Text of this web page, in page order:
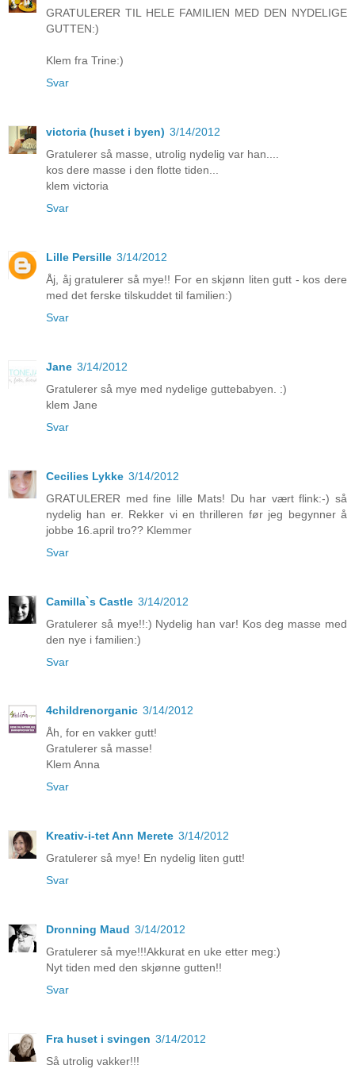
GRATULERER TIL HELE FAMILIEN MED DEN NYDELIGE
GUTTEN:)
Klem fra Trine:)
Svar
victoria (huset i byen) 3/14/2012
Gratulerer så masse, utrolig nydelig var han....
kos dere masse i den flotte tiden...
klem victoria
Svar
Lille Persille 3/14/2012
Åj, åj gratulerer så mye!! For en skjønn liten gutt - kos dere
med det ferske tilskuddet til familien:)
Svar
Jane 3/14/2012
Gratulerer så mye med nydelige guttebabyen. :)
klem Jane
Svar
Cecilies Lykke 3/14/2012
GRATULERER med fine lille Mats! Du har vært flink:-) så
nydelig han er. Rekker vi en thrilleren før jeg begynner å
jobbe 16.april tro?? Klemmer
Svar
Camilla`s Castle 3/14/2012
Gratulerer så mye!!:) Nydelig han var! Kos deg masse med
den nye i familien:)
Svar
4childrenorganic 3/14/2012
Åh, for en vakker gutt!
Gratulerer så masse!
Klem Anna
Svar
Kreativ-i-tet Ann Merete 3/14/2012
Gratulerer så mye! En nydelig liten gutt!
Svar
Dronning Maud 3/14/2012
Gratulerer så mye!!!Akkurat en uke etter meg:)
Nyt tiden med den skjønne gutten!!
Svar
Fra huset i svingen 3/14/2012
Så utrolig vakker!!!